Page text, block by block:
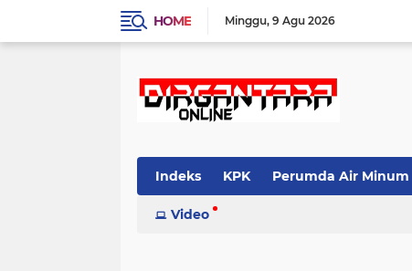
HOME Minggu 9 Agu 2026
Indeks KPK Perumda Air Minum
Video